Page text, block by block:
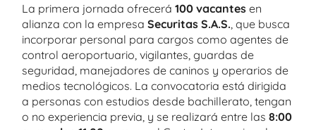
La primera jornada ofrecerá 100 vacantes en
alianza con la empresa Securitas S.A.S. , que busca
incorporar personal para cargos como agentes de
control aeroportuario, vigilantes, guardas de
seguridad, manejadores de caninos y operarios de
medios tecnológicos. La convocatoria está dirigida
a personas con estudios desde bachillerato, tengan
o no experiencia previa, y se realizará entre las 8:00